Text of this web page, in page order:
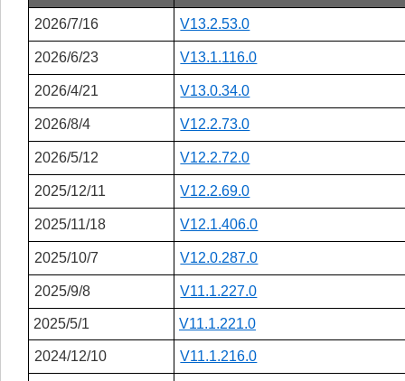
2026/7/16 V13.2.53.0
2026/6/23 V13.1.116.0
2026/4/21 V13.0.34.0
2026/8/4 V12.2.73.0
2026/5/12 V12.2.72.0
2025/12/11 V12.2.69.0
2025/11/18 V12.1.406.0
2025/10/7 V12.0.287.0
2025/9/8 V11.1.227.0
2025/5/1 V11.1.221.0
2024/12/10 V11.1.216.0